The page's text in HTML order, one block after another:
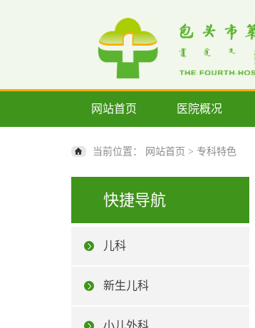
网站首页 医院概况
当前位置： 网站首页 > 专科特色
快捷导航
儿科
新生儿科
小儿外科